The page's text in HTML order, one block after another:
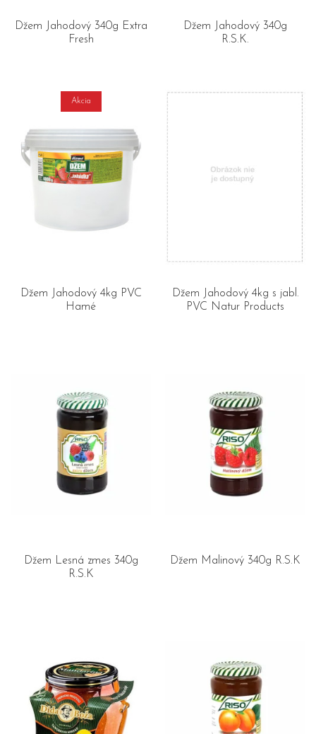
Džem Jahodový 340g Extra
Fresh
Džem Jahodový 340g
R.S.K.
Akcia
Džem Jahodový 4kg PVC
Hamé
Džem Jahodový 4kg s jabl.
PVC Natur Products
Džem Lesná zmes 340g
R.S.K
Džem Malinový 340g R.S.K